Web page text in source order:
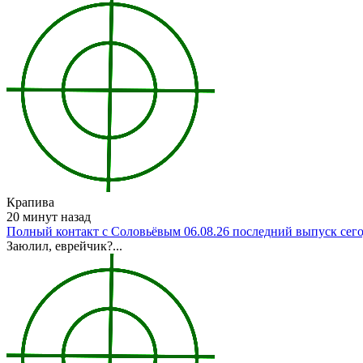
Крапива
20 минут назад
Полный контакт с Соловьёвым 06.08.26 последний выпуск
Заюлил, еврейчик?...